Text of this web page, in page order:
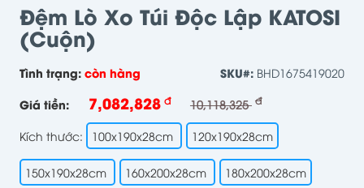
Đệm Lò Xo Túi Độc Lập KATOSI
(cuộn)
Tình trạng:còn hàng SKU#: BHD1675419020
Giá tiền: 7,082,828 đ 10,118,325 đ
Kích thước: 100x190x28cm 120x190x28cm
150x190x28cm 160x200x28cm 180x200x28cm